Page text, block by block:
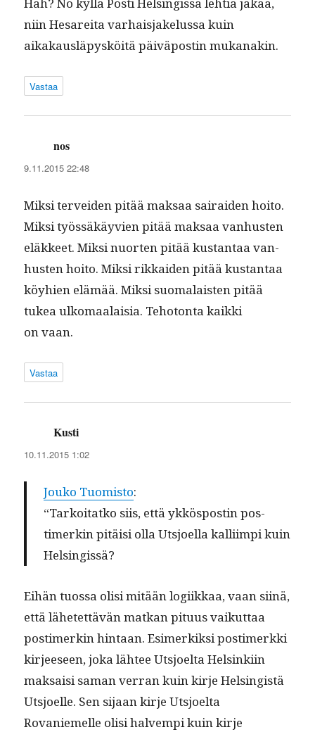
niin Hesare­i­ta varhais­jakelus­sa kuin
aikakaus­läpysköitä päivä­postin mukanakin.
Vastaa
nos
9.11.2015 22:48
Mik­si ter­vei­den pitää mak­saa sairaiden hoito.
Mik­si työssäkäyvien pitää mak­saa van­hus­ten
eläk­keet. Mik­si nuorten pitää kus­tan­taa van­
hus­ten hoito. Mik­si rikkaiden pitää kus­tan­taa
köy­hien elämää. Mik­si suo­ma­lais­ten pitää
tukea ulko­maalaisia. Teho­ton­ta kaik­ki
on vaan.
Vastaa
Kusti
10.11.2015 1:02
Jouko Tuomis­to:
“Tarkoi­tatko siis, että ykkös­postin pos­
timerkin pitäisi olla Utsjoel­la kalli­impi kuin
Helsingissä?
Eihän tuos­sa olisi mitään logi­ikkaa, vaan siinä,
että lähetet­tävän matkan pitu­us vaikut­taa
pos­timerkin hin­taan. Esimerkik­si pos­timerk­ki
kir­jeeseen, joka läh­tee Utsjoelta Helsinki­in
mak­saisi saman ver­ran kuin kir­je Helsingistä
Utsjoelle. Sen sijaan kir­je Utsjoelta
Rovaniemelle olisi halvem­pi kuin kir­je